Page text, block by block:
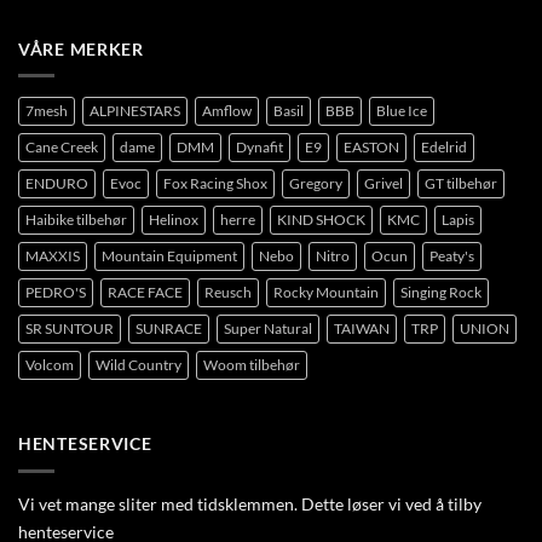
VÅRE MERKER
7mesh ALPINESTARS Amflow Basil BBB Blue Ice
Cane Creek dame DMM Dynafit E9 EASTON Edelrid
ENDURO Evoc Fox Racing Shox Gregory Grivel GT tilbehør
Haibike tilbehør Helinox herre KIND SHOCK KMC Lapis
MAXXIS Mountain Equipment Nebo Nitro Ocun Peaty's
PEDRO'S RACE FACE Reusch Rocky Mountain Singing Rock
SR SUNTOUR SUNRACE Super Natural TAIWAN TRP UNION
Volcom Wild Country Woom tilbehør
HENTESERVICE
Vi vet mange sliter med tidsklemmen. Dette løser vi ved å tilby
henteservice